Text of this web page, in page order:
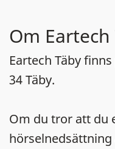
Om Eartech
Eartech Täby
34 Täby.
Om du tror att du